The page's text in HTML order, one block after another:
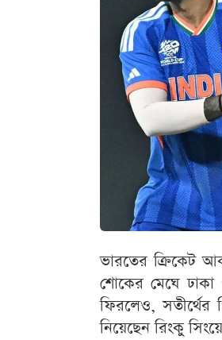
ভারতের ক্রিকেট
শোকের মেঘে ঢাকা
ফিরলেও, সতীর্থের
নিয়েছেন রিংকু